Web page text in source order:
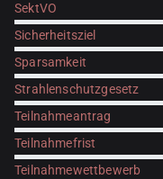
SektVO
Sicherheitsziel
Sparsamkeit
Strahlenschutzgesetz
Teilnahmeantrag
Teilnahmefrist
Teilnahmewettbewerb